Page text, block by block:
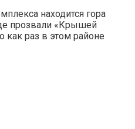
находится гора
прозвали «Крышей
как раз в этом районе